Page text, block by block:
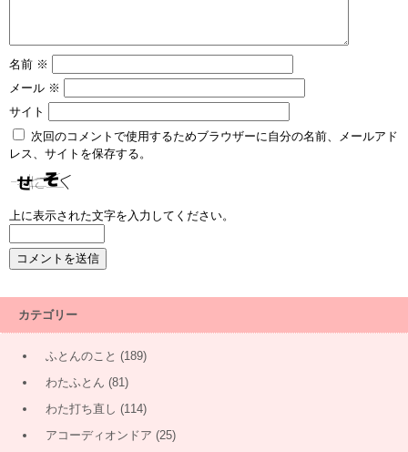
名前 ※
メール ※
サイト
次回のコメントで使用するためブラウザーに自分の名前、メールアド
レス、サイトを保存する。
上に表示された文字を入力してください。
カテゴリー
ふとんのこと (189)
わたふとん (81)
わた打ち直し (114)
アコーディオンドア (25)